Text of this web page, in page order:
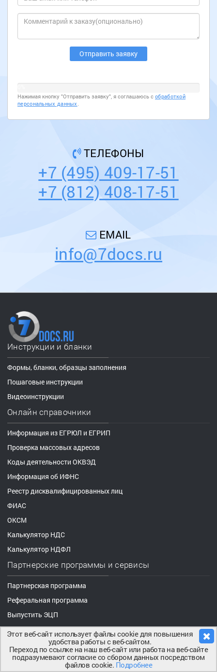
Нажимая кнопку "Отправить заявку", я соглашаюсь с обработкой
персональных данных .
ТЕЛЕФОНЫ
+7 (495) 409-17-51
+7 (812) 408-17-51
EMAIL
info@7docs.ru
Инструкции и бланки
Формы, бланки, образцы заполнения
Пошаговые инструкции
Видеоинструкции
Онлайн справочники
Информация из ЕГРЮЛ и ЕГРИП
Проверка массовых адресов
Коды деятельности ОКВЭД
Информация об ИФНС
Реестр дисквалифицированных лиц
ФИАС
ОКСМ
Калькулятор НДС
Калькулятор НДФЛ
Партнерские программы и сервисы
Партнерская программа
Реферальная программа
Выпустить ЭЦП
Этот веб-сайт использует файлы cookie для повышения
удобства работы с веб-сайтом.
Переход по ссылке на наш веб-сайт или работа на веб-сайте
подразумевают согласие со сбором данных посредством
файлов cookie. Подробнее